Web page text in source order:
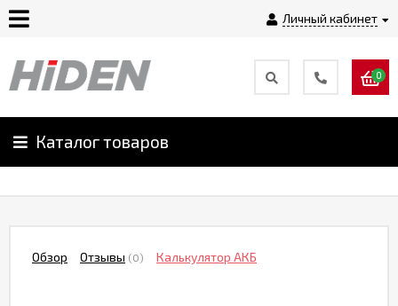
Личный кабинет
Главная
О
Оплата
0
Каталог товаров
Обзор Отзывы (0) Калькулятор АКБ